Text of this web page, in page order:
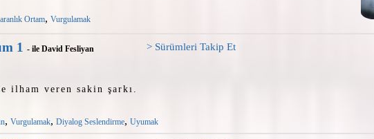
Ortam, Vurgulamak
1 - ile David Fesliyan > Sürümleri Takip Et
ilham veren sakin şarkı.
, Vurgulamak, Diyalog Seslendirme, Uyumak